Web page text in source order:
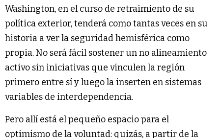
Washington, en el curso de retraimiento de su
política exterior, tenderá como tantas veces en su
historia a ver la seguridad hemisférica como
propia. No será fácil sostener un no alineamiento
activo sin iniciativas que vinculen la región
primero entre sí y luego la inserten en sistemas
variables de interdependencia.
Pero allí está el pequeño espacio para el
optimismo de la voluntad: quizás, a partir de la